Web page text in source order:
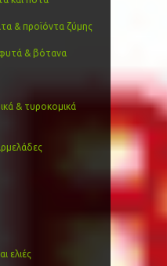
& προϊόντα ζύμης
& βότανα
& τυροκομικά
ελιές